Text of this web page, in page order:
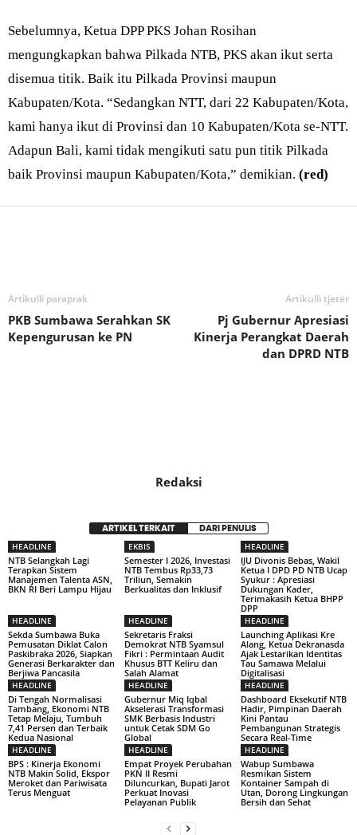
Sebelumnya, Ketua DPP PKS Johan Rosihan
mengungkapkan bahwa Pilkada NTB, PKS akan ikut serta
disemua titik. Baik itu Pilkada Provinsi maupun
Kabupaten/Kota. “Sedangkan NTT, dari 22 Kabupaten/Kota,
kami hanya ikut di Provinsi dan 10 Kabupaten/Kota se-NTT.
Adapun Bali, kami tidak mengikuti satu pun titik Pilkada
baik Provinsi maupun Kabupaten/Kota,” demikian. (red)
Artikulli paraprak
PKB Sumbawa Serahkan SK
Kepengurusan ke PN
Artikulli tjetër
Pj Gubernur Apresiasi
Kinerja Perangkat Daerah
dan DPRD NTB
Redaksi
ARTIKEL TERKAIT DARI PENULIS
HEADLINE
NTB Selangkah Lagi
Terapkan Sistem
Manajemen Talenta ASN,
BKN RI Beri Lampu Hijau
EKBIS
Semester I 2026, Investasi
NTB Tembus Rp33,73
Triliun, Semakin
Berkualitas dan Inklusif
HEADLINE
IJU Divonis Bebas, Wakil
Ketua I DPD PD NTB Ucap
Syukur : Apresiasi
Dukungan Kader,
Terimakasih Ketua BHPP
DPP
HEADLINE
Sekda Sumbawa Buka
Pemusatan Diklat Calon
Paskibraka 2026, Siapkan
Generasi Berkarakter dan
Berjiwa Pancasila
HEADLINE
Sekretaris Fraksi
Demokrat NTB Syamsul
Fikri : Permintaan Audit
Khusus BTT Keliru dan
Salah Alamat
HEADLINE
Launching Aplikasi Kre
Alang, Ketua Dekranasda
Ajak Lestarikan Identitas
Tau Samawa Melalui
Digitalisasi
HEADLINE
Di Tengah Normalisasi
Tambang, Ekonomi NTB
Tetap Melaju, Tumbuh
7,41 Persen dan Terbaik
Kedua Nasional
HEADLINE
Gubernur Miq Iqbal
Akselerasi Transformasi
SMK Berbasis Industri
untuk Cetak SDM Go
Global
HEADLINE
Dashboard Eksekutif NTB
Hadir, Pimpinan Daerah
Kini Pantau
Pembangunan Strategis
Secara Real-Time
HEADLINE
BPS : Kinerja Ekonomi
NTB Makin Solid, Ekspor
Meroket dan Pariwisata
Terus Menguat
HEADLINE
Empat Proyek Perubahan
PKN II Resmi
Diluncurkan, Bupati Jarot
Perkuat Inovasi
Pelayanan Publik
HEADLINE
Wabup Sumbawa
Resmikan Sistem
Kontainer Sampah di
Utan, Dorong Lingkungan
Bersih dan Sehat